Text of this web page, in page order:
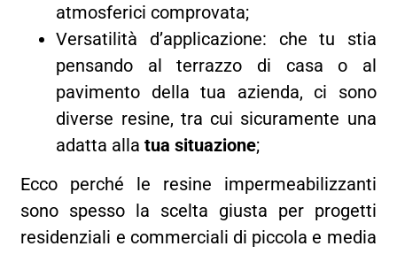
atmosferici comprovata;
Versatilità d’applicazione: che tu stia
pensando al terrazzo di casa o al
pavimento della tua azienda, ci sono
diverse resine, tra cui sicuramente una
adatta allatua situazione;
Ecco perché le resine impermeabilizzanti
sono spesso la scelta giusta per progetti
residenziali e commerciali di piccola e media